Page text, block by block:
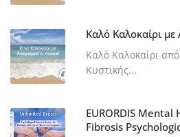
Καλό Καλοκαίρι
Καλό Καλοκαίρι
Κυστικής...
EURORDIS
Fibrosis